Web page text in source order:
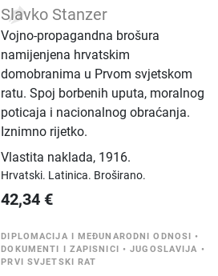
Slavko Stanzer
Vojno-propagandna brošura
namijenjena hrvatskim
domobranima u Prvom svjetskom
ratu. Spoj borbenih uputa, moralnog
poticaja i nacionalnog obraćanja.
Iznimno rijetko.
Vlastita naklada, 1916.
Hrvatski. Latinica. Broširano.
42,34 €
DIPLOMACIJA I MEĐUNARODNI ODNOSI •
DOKUMENTI I ZAPISNICI •JUGOSLAVIJA •
PRVI SVJETSKI RAT